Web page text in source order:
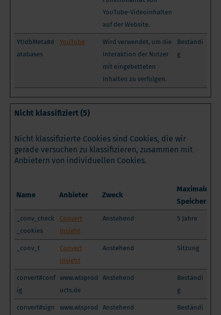
YouTube-Videoinhalten
auf der Website.
YtIdbMeta#d
atabases
YouTube
Wird verwendet, um die
Interaktion der Nutzer
mit eingebetteten
Inhalten zu verfolgen.
Beständi
g
Nicht klassifiziert (5)
Nicht klassifizierte Cookies sind Cookies, die wir
gerade versuchen zu klassifizieren, zusammen mit
Anbietern von individuellen Cookies.
Name Anbieter Zweck
Maximale
_conv_check
_cookies
Convert
Insight
Anstehend 5 Jahre
_conv_t
Convert
Insight
Anstehend Sitzung
convert#conf
ig
www.wlsprod
ucts.de
Anstehend
Beständi
g
convert#sign www.wlsprod Anstehend Beständi